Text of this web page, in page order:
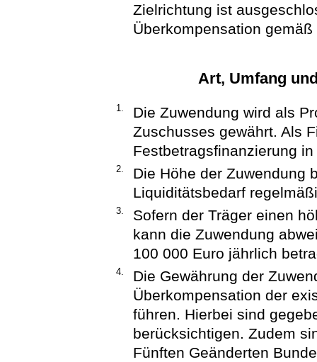
Zielrichtung ist
Überkompensation
Art, Umfang
1.
Die Zuwendung wird als
Zuschusses gewährt. Als
Festbetragsfinanzierung
2.
Die Höhe der Zuwendung
Liquiditätsbedarf
3.
Sofern der Träger einen
kann die Zuwendung
100 000 Euro jährlich
4.
Die Gewährung der
Überkompensation der
führen. Hierbei sind
berücksichtigen. Zudem
Fünften Geänderten